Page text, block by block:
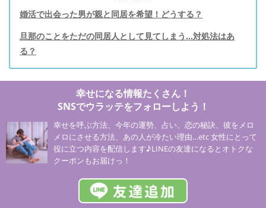
婚活で出会った男が親と同居を希望！どうする？
旦那のことをただの同居人として見てしまう…対処法はあ
る？
幸せになる情報たくさん！
SNSでウラッテをフォローしよう！
幸せを呼ぶ方法、今年の運勢、占い、恋の秘訣、彼をメロ
メロにさせる方法、あの人が冷たい理由…etc 女性にとって
役に立つ内容を配信します♪LINEの友達になるとオトクな
クーポンもお届けっ！